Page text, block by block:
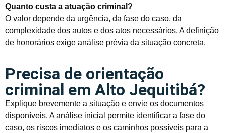
Quanto custa a atuação criminal?
O valor depende da urgência, da fase do caso, da
complexidade dos autos e dos atos necessários. A definição
de honorários exige análise prévia da situação concreta.
Precisa de orientação
criminal em Alto Jequitibá?
Explique brevemente a situação e envie os documentos
disponíveis. A análise inicial permite identificar a fase do
caso, os riscos imediatos e os caminhos possíveis para a